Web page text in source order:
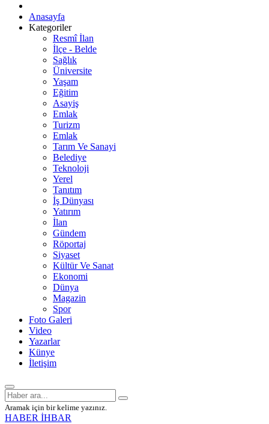
Anasayfa
Kategoriler
Resmî İlan
İlçe - Belde
Sağlık
Üniversite
Yaşam
Eğitim
Asayiş
Emlak
Turizm
Emlak
Tarım Ve Sanayi
Belediye
Teknoloji
Yerel
Tanıtım
İş Dünyası
Yatırım
İlan
Gündem
Röportaj
Siyaset
Kültür Ve Sanat
Ekonomi
Dünya
Magazin
Spor
Foto Galeri
Video
Yazarlar
Künye
İletişim
Aramak için bir kelime yazınız.
HABER İHBAR